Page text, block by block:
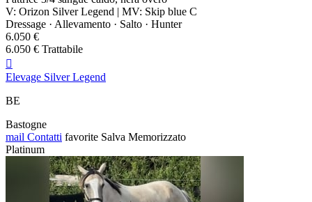
V: Orizon Silver Legend | MV: Skip blue C
Dressage · Allevamento · Salto · Hunter
6.050 €
6.050 € Trattabile

Elevage Silver Legend
BE
Bastogne
mail Contatti favorite Salva Memorizzato
Platinum